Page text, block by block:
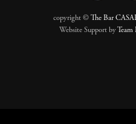
copyright © The Bar
Website Support byTeam